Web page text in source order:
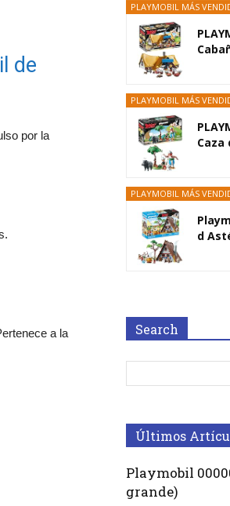
de
por la
a la
PLAYMOBIL MÁS
PLAYMOBIL MÁS
Caza
PLAYMOBIL MÁS
d
Search
Últimos
Playmobil
grande)